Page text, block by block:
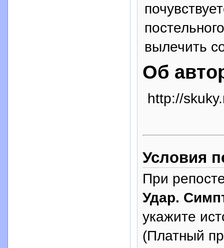
вылечить
Об
http://
Условия
При
Удар.
укажите
(Платный